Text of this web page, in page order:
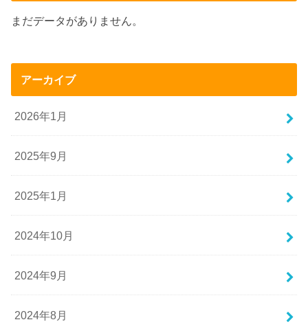
まだデータがありません。
アーカイブ
2026年1月
2025年9月
2025年1月
2024年10月
2024年9月
2024年8月